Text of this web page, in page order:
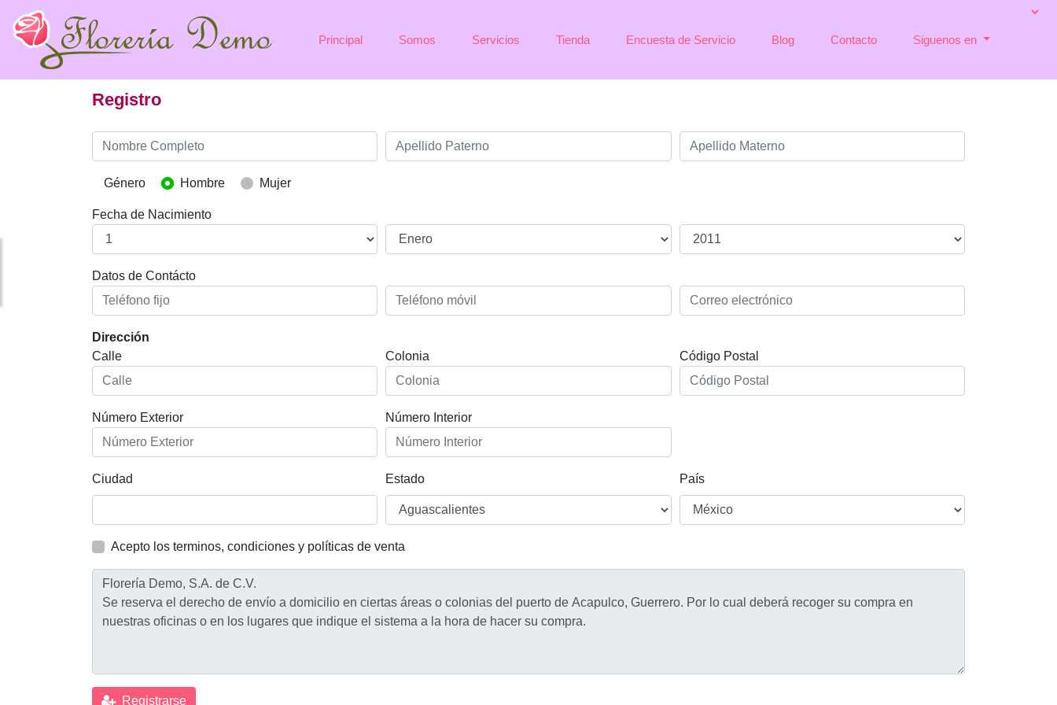
Principal Somos Servicios Tienda Encuesta de Servicio Blog Contacto Siguenos en
Registro
Género Hombre Mujer
Fecha de Nacimiento
Datos de Contácto
Dirección
Calle
Colonia Código Postal
Número Exterior Número Interior
Ciudad Estado País
Acepto los terminos, condiciones y políticas de venta
Registrarse